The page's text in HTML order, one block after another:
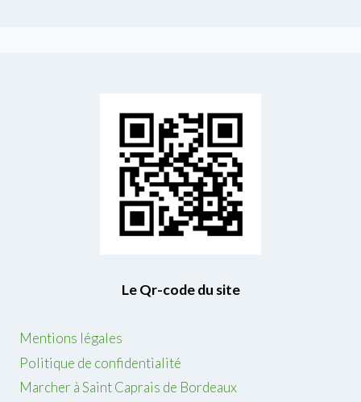
Le Qr-code du site
Mentions légales
Politique de confidentialité
Marcher à Saint Caprais de Bordeaux